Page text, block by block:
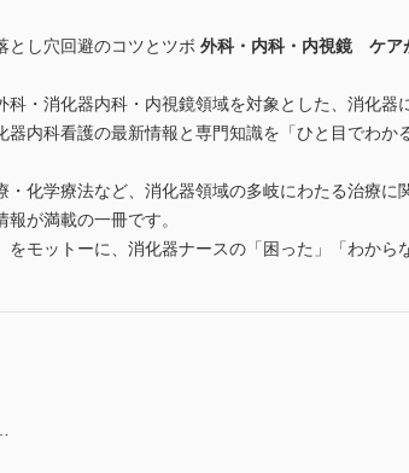
し穴回避のコツとツボ 外科・内科・内視鏡 ケア
・消化器内科・内視鏡領域を対象とした、消化器
器内科看護の最新情報と専門知識を「ひと目でわ
化学療法など、消化器領域の多岐にわたる治療
が満載の一冊です。
モットーに、消化器ナースの「困った」「わから